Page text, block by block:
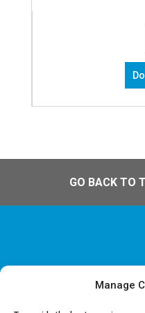
Manage
GO BACK TO
Disclaimer & Informations